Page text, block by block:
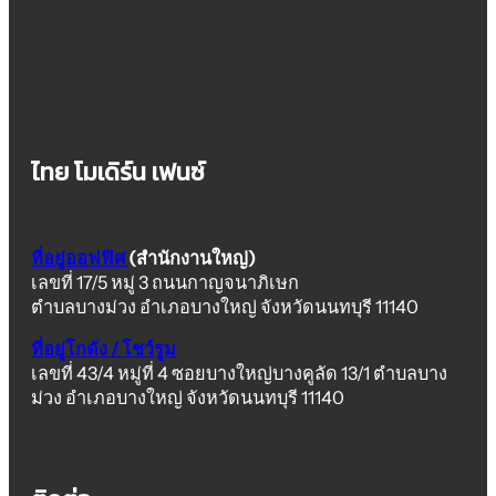
ไทย โมเดิร์น เฟนซ์
ที่อยู่ออฟฟิศ(สำนักงานใหญ่)
เลขที่ 17/5 หมู่ 3 ถนนกาญจนาภิเษก
ตำบลบางม่วง อำเภอบางใหญ่ จังหวัดนนทบุรี 11140
ที่อยู่โกดัง / โชว์รูม
เลขที่ 43/4 หมู่ที่ 4 ซอยบางใหญ่บางคูลัด 13/1 ตำบลบาง
ม่วง อำเภอบางใหญ่ จังหวัดนนทบุรี 11140